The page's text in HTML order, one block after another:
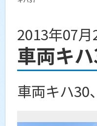
2013年07月
車両キ
車両キハ30